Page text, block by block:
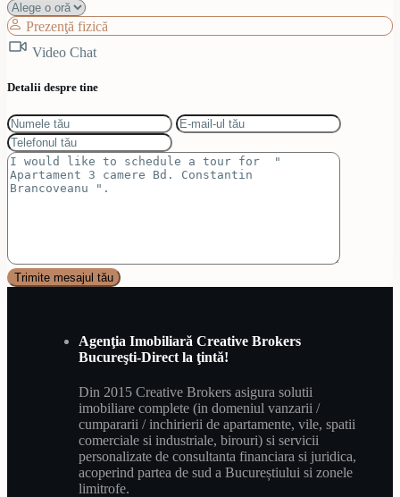
Prezenţă fizică
Video Chat
Detalii despre tine
Agenţia Imobiliară Creative Brokers
Bucureşti-Direct la ţintă!
Din 2015 Creative Brokers asigura solutii
imobiliare complete (in domeniul vanzarii /
cumpararii / inchirierii de apartamente, vile, spatii
comerciale si industriale, birouri) si servicii
personalizate de consultanta financiara si juridica,
acoperind partea de sud a Bucureștiului si zonele
limitrofe.